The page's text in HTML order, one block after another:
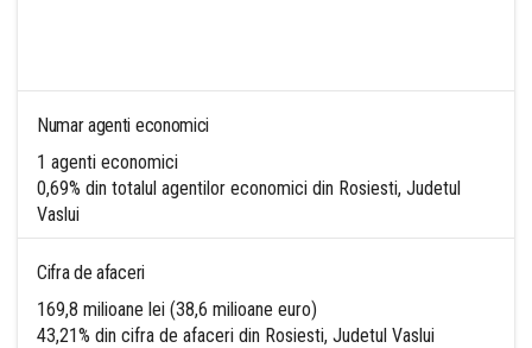
Numar agenti economici
1 agenti economici
0,69% din totalul agentilor economici din Rosiesti, Judetul
Vaslui
Cifra de afaceri
169,8 milioane lei (38,6 milioane euro)
43,21% din cifra de afaceri din Rosiesti, Judetul Vaslui